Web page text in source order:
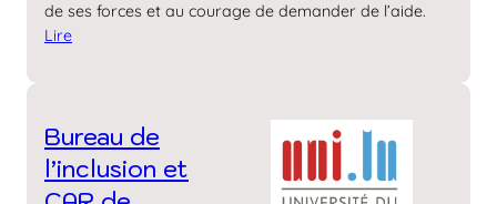
de ses forces et au courage de demander de l’aide.
Lire
Bureau de
l’inclusion et